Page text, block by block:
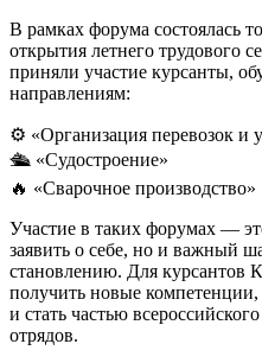
В рамках форума состоялась
открытия летнего трудового
приняли участие курсанты,
направлениям:
⚙️ «Организация перевозок и
🛳 «Судостроение»
🔥 «Сварочное производство»
Участие в таких форумах —
заявить о себе, но и важный
становлению. Для
получить новые
и стать частью
отрядов.